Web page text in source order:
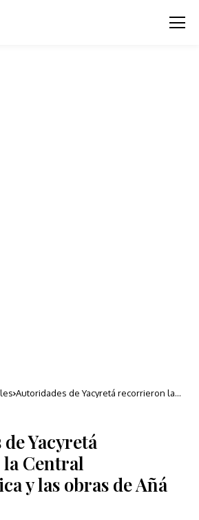
Autoridades de Yacyretá recorrieron la
Yacyretá
Central
y las obras de Añá